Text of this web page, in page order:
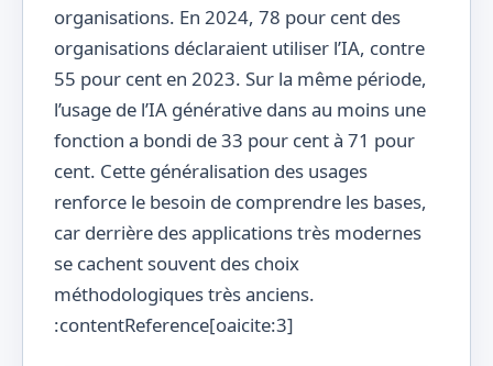
organisations. En 2024, 78 pour cent des
organisations déclaraient utiliser l’IA, contre
55 pour cent en 2023. Sur la même période,
l’usage de l’IA générative dans au moins une
fonction a bondi de 33 pour cent à 71 pour
cent. Cette généralisation des usages
renforce le besoin de comprendre les bases,
car derrière des applications très modernes
se cachent souvent des choix
méthodologiques très anciens.
:contentReference[oaicite:3]